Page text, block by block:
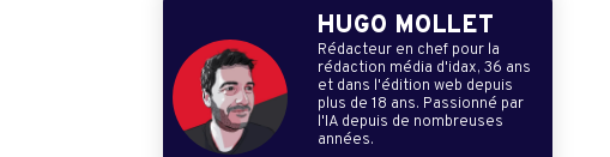
HUGO MOLLET
Rédacteur en chef pour la
rédaction média d'idax, 36 ans
et dans l'édition web depuis
plus de 18 ans. Passionné par
l'IA depuis de nombreuses
années.